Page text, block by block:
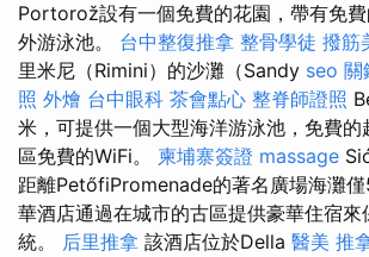
Portorož設有一個免費的花園，帶有免
外游泳池。 台中整復推拿 整骨學徒 撥筋
里米尼（Rimini）的沙灘（Sandy seo 關
照 外燴 台中眼科 茶會點心 整脊師證照
米，可提供一個大型海洋游泳池，免費
區免費的WiFi。 柬埔寨簽證 massage
距離PetőfiPromenade的著名廣場海灘
華酒店通過在城市的古區提供豪華住宿
統。 后里推拿 該酒店位於Della 醫美 推